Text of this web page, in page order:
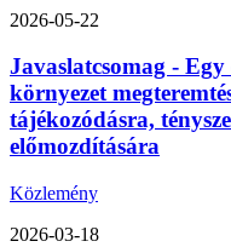
2026-05-22
Javaslatcsomag - Egy
környezet
tájékozódásra,
előmozdítására
Közlemény
2026-03-18